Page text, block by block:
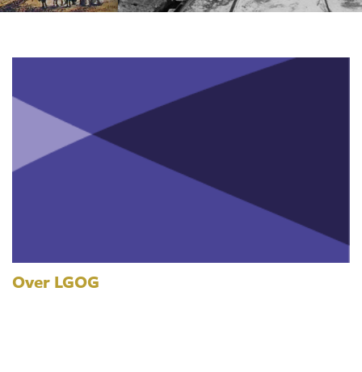
Over LGOG